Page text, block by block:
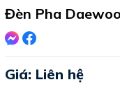
Đèn Pha
Giá: Liên hệ